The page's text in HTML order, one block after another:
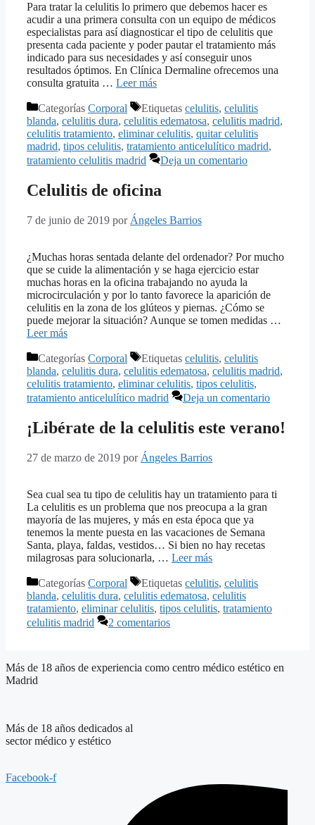
Para tratar la celulitis lo primero que debemos hacer es
acudir a una primera consulta con un equipo de médicos
especialistas para así diagnosticar el tipo de celulitis que
presenta cada paciente y poder pautar el tratamiento más
indicado para sus necesidades y así conseguir unos
resultados óptimos. En Clínica Dermaline ofrecemos una
consulta gratuita … Leer más
Categorías Corporal Etiquetas celulitis, celulitis
blanda, celulitis dura, celulitis edematosa, celulitis madrid,
celulitis tratamiento, eliminar celulitis, quitar celulitis
madrid, tipos celulitis, tratamiento anticelulítico madrid,
tratamiento celulitis madrid
Deja un comentario
Celulitis de oficina
7 de junio de 2019 por Ángeles Barrios
¿Muchas horas sentada delante del ordenador? Por mucho
que se cuide la alimentación y se haga ejercicio estar
muchas horas en la oficina trabajando no ayuda la
microcirculación y por lo tanto favorece la aparición de
celulitis en la zona de los glúteos y piernas. ¿Cómo se
puede mejorar la situación? Aunque se tomen medidas …
Leer más
Categorías Corporal Etiquetas celulitis, celulitis
blanda, celulitis dura, celulitis edematosa, celulitis madrid,
celulitis tratamiento, eliminar celulitis, tipos celulitis,
tratamiento anticelulítico madrid
Deja un comentario
¡Libérate de la celulitis este verano!
27 de marzo de 2019 por Ángeles Barrios
Sea cual sea tu tipo de celulitis hay un tratamiento para ti
La celulitis es un problema que nos preocupa a la gran
mayoría de las mujeres, y más en esta época que ya
tenemos la mente puesta en las vacaciones de Semana
Santa, playa, faldas, vestidos… Si bien no hay recetas
milagrosas para solucionarla, … Leer más
Categorías Corporal Etiquetas celulitis, celulitis
blanda, celulitis dura, celulitis edematosa, celulitis
tratamiento, eliminar celulitis, tipos celulitis, tratamiento
celulitis madrid
2 comentarios
Más de 18 años de experiencia como centro médico estético en
Madrid
Más de 18 años dedicados al
sector médico y estético
Facebook-f